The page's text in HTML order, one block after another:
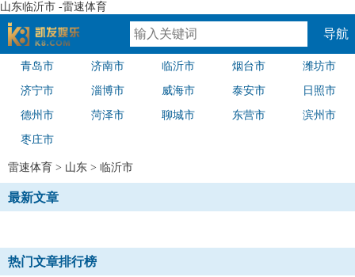
山东临沂市 -雷速体育
速体育
导航
青岛市 济南市 临沂市 烟台市 潍坊市
济宁市 淄博市 威海市 泰安市 日照市
德州市 菏泽市 聊城市 东营市 滨州市
枣庄市
雷速体育 > 山东 > 临沂市
最新文章
热门文章排行榜